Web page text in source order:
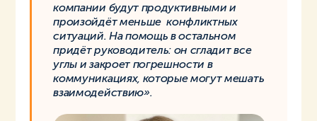
компании будут продуктивными и
произойдёт меньше конфликтных
ситуаций. На помощь в остальном
придёт руководитель: он сгладит все
углы и закроет погрешности в
коммуникациях, которые могут мешать
взаимодействию».